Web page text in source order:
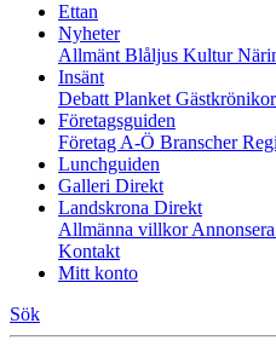
Ettan
Nyheter
Allmänt Blåljus Kultur
Insänt
Debatt Planket Gästkrönikor
Företagsguiden
Företag A-Ö Branscher
Lunchguiden
Galleri Direkt
Landskrona Direkt
Allmänna villkorAnnonsera
Kontakt
Mitt konto
Sök